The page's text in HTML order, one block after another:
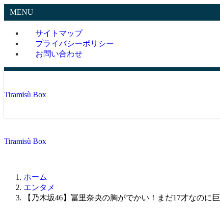
MENU
サイトマップ
プライバシーポリシー
お問い合わせ
Tiramisù Box
Tiramisù Box
ホーム
エンタメ
【乃木坂46】冨里奈央の胸がでかい！まだ17才なのに